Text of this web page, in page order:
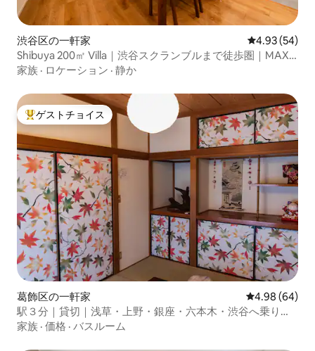
渋谷区の一軒家 レビュー54
4.93 (54)
Shibuya 200㎡ Villa｜渋谷スクランブルまで徒歩圏｜MAX
18名｜6BR｜駐車場有
家族 · ロケーション · 静か
大好評のゲストチョイスです。
ゲストチョイス
葛飾区の一軒家 レビュー64件
4.98 (64)
駅３分｜貸切｜浅草・上野・銀座・六本木・渋谷へ乗り換
え無｜９人｜羽田直通バス｜北千住｜KK
家族 · 価格 · バスルーム